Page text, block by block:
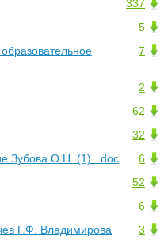
337
5
7
2
62
32
6
Зубова О.Н. (1)...doc
52
6
3
Г.Ф. Владимирова